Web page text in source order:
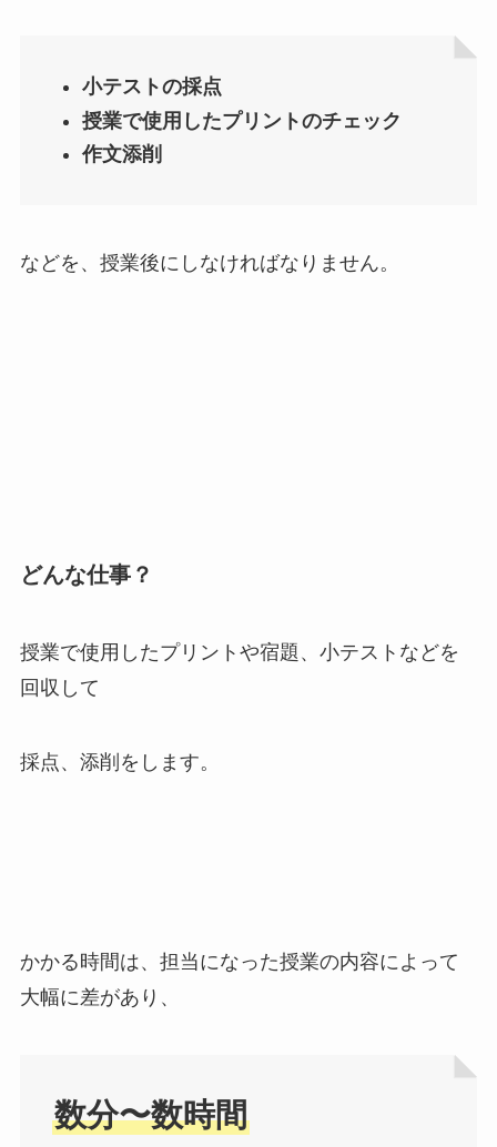
小テストの採点
授業で使用したプリントのチェック
作文添削
などを、授業後にしなければなりません。
どんな仕事？
授業で使用したプリントや宿題、小テストなどを
回収して
採点、添削をします。
かかる時間は、担当になった授業の内容によって
大幅に差があり、
数分〜数時間